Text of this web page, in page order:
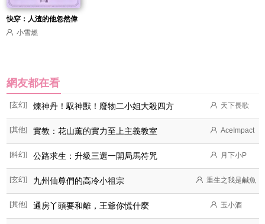
快穿：人渣的他忽然偉
岸了小雪燃
網友都在看
[玄幻] 煉神丹！馭神獸！廢物二小姐大殺四方 天下長歌
[其他] 實教：花山薰的實力至上主義教室 AceImpact
[科幻] 公路求生：升級三選一開局馬符咒 月下小P
[玄幻] 九州仙尊們的高冷小祖宗 重生之我是鹹魚
[其他] 通房丫頭要和離，王爺你慌什麼 玉小酒